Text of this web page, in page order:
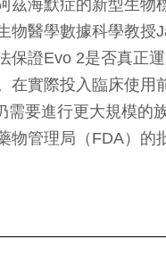
茲海默症的新型生物
物醫學數據科學教授
保證Evo 2是否真正
在實際投入臨床使用
需要進行更大規模的
物管理局（FDA）的